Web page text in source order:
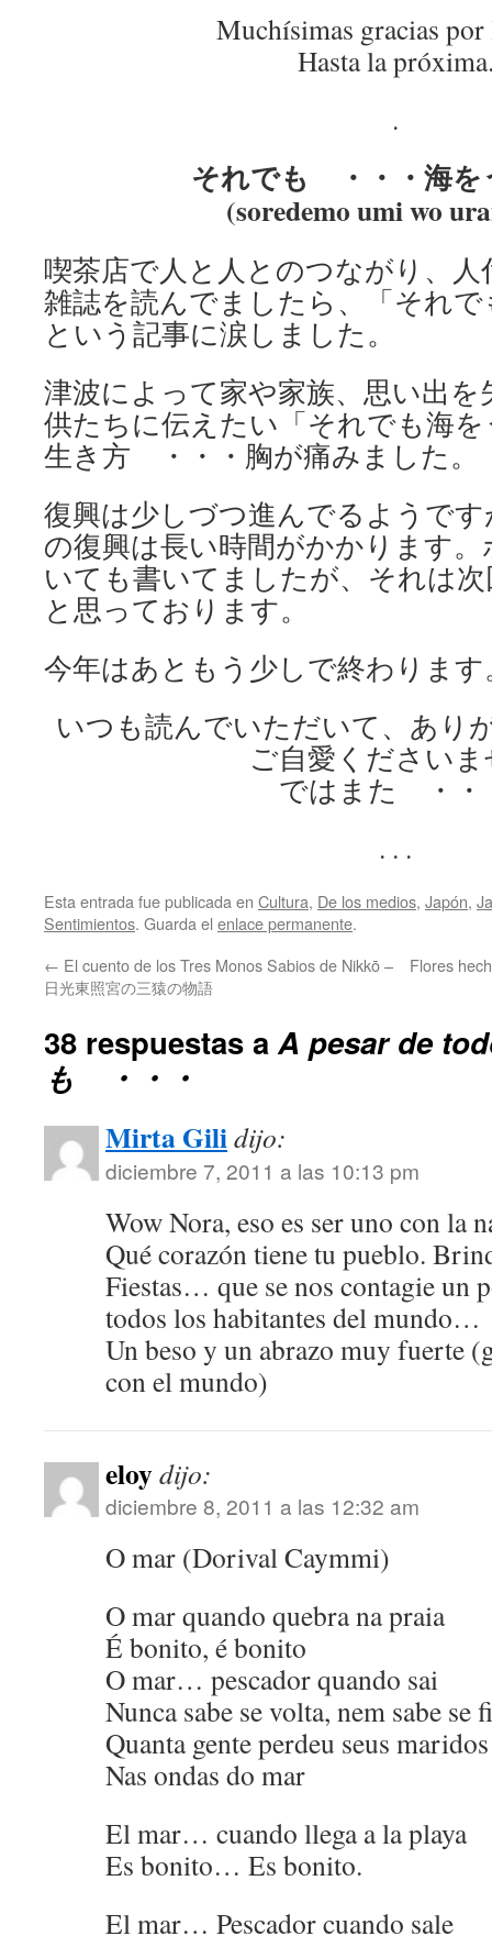
Muchísimas gracias por
Hasta la
.
それでも ・・・海を
(soredemo umi wo
喫茶店で人と人とのつながり、
雑誌を読んでましたら、「それ
という記事に涙しました。
津波によって家や家族、思い出
供たちに伝えたい「それでも海
生き方 ・・・胸が痛みました。
復興は少しづつ進んでるようで
の復興は長い時間がかかります
いても書いてましたが、それは
と思っております。
今年はあともう少しで終わります
いつも読んでいただいて、あり
ご自愛くださいま
ではまた ・・
. . .
Esta entrada fue publicada en Cultura, De los medios, Japón,
Sentimientos. Guarda el enlace permanente.
← El cuento de los Tres Monos Sabios de Nikkō –
日光東照宮の三猿の物語
Flores
38 respuestas aA pesar de
も ・・・
Mirta Gilidijo:
diciembre 7, 2011 a las 10:13 pm
Wow Nora, eso es ser uno con la
Qué corazón tiene tu pueblo.
Fiestas… que se nos contagie un
todos los habitantes del mundo…
Un beso y un abrazo muy fuerte
con el mundo)
eloydijo:
diciembre 8, 2011 a las 12:32 am
O mar (Dorival Caymmi)
O mar quando quebra na praia
É bonito, é bonito
O mar… pescador quando sai
Nunca sabe se volta, nem sabe se
Quanta gente perdeu seus
Nas ondas do mar
El mar… cuando llega a la playa
Es bonito… Es bonito.
El mar… Pescador cuando sale